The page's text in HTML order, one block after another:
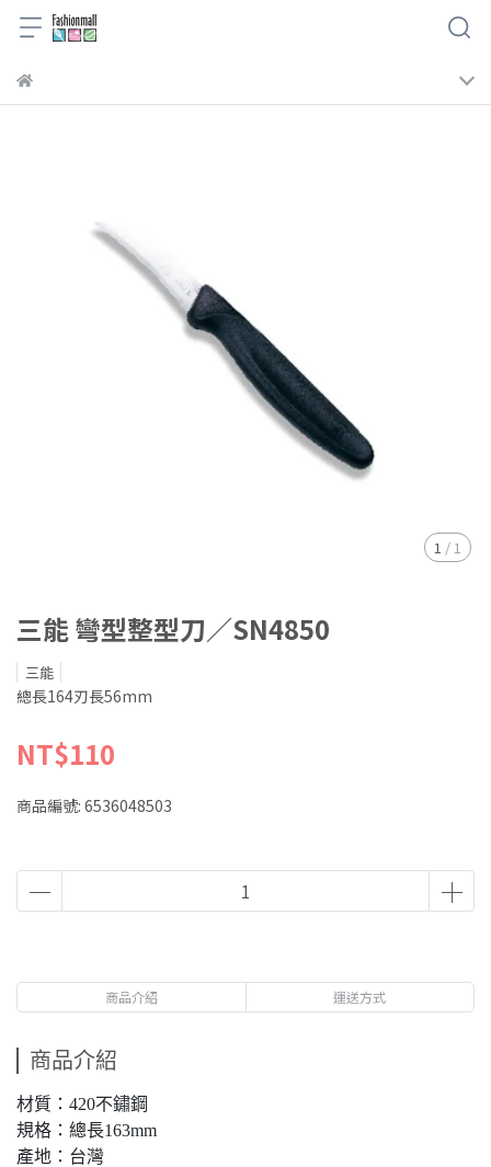
1 / 1
三能 彎型整型刀／SN4850
三能
總長164刃長56mm
NT$110
商品編號: 6536048503
商品介紹 運送方式
商品介紹
材質：420不鏽鋼
規格：總長163mm
產地：台灣